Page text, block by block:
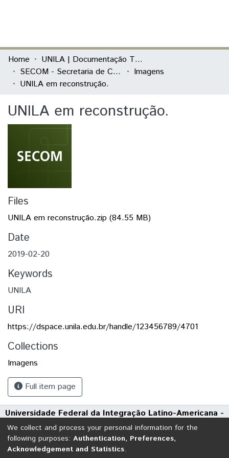
Communities & Collections
All of DSpace
Home
UNILA | Documentação Técnica
SECOM - Secretaria de Comunicação Social
Imagens
UNILA em reconstrução.
UNILA em reconstrução.
Files
UNILA em reconstrução.zip (84.55 MB)
Date
2019-02-20
Keywords
UNILA
URI
https://dspace.unila.edu.br/handle/123456789/4701
Collections
Imagens
Full item page
Universidade Federal da Integração Latino-Americana -
UNILA
Avenida Tarquínio Joslin dos Santos, 1000 - Polo Universitário
CEP: 85870-650 | Foz do Iguaçu - Paraná
We collect and process your personal information for the
following purposes: Authentication, Preferences,
Acknowledgement and Statistics.